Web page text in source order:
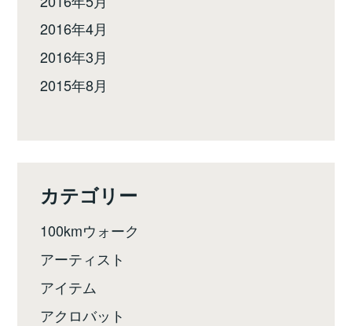
2016年4月
2016年3月
2015年8月
カテゴリー
100kmウォーク
アーティスト
アイテム
アクロバット